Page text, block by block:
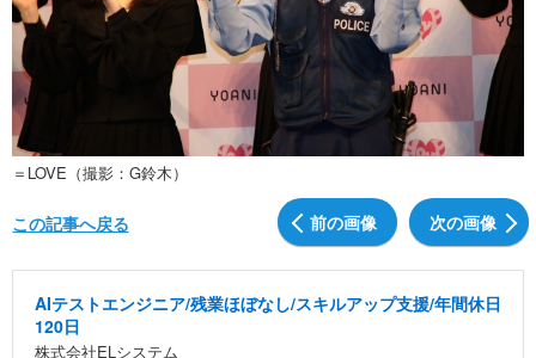
＝LOVE（撮影：G鈴木）
前の画像 次の画像
この記事へ戻る
AIテストエンジニア/残業ほぼなし/スキルアップ支援/年間休日
120日
株式会社ELシステム